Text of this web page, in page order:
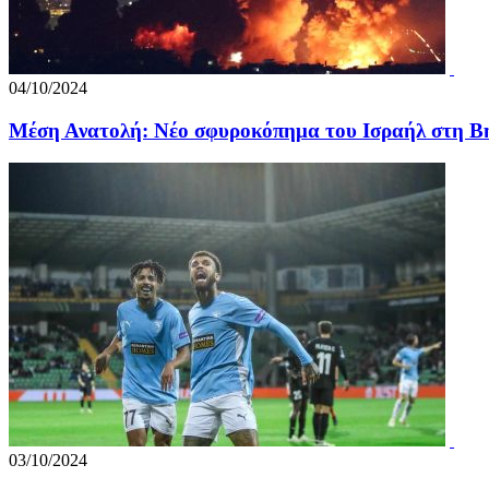
04/10/2024
Mέση Ανατολή: Νέο σφυροκόπημα του Ισραήλ στη
03/10/2024